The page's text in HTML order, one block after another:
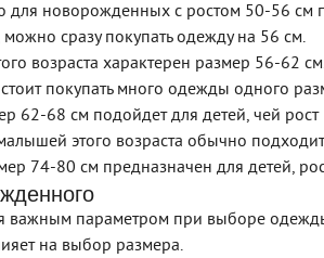
для новорожденных с ростом 50-56 см
сразу покупать одежду на 56 см.
возраста характерен размер 56-62
стоит покупать много одежды одного
62-68 см подойдет для детей, чей рост
этого возраста обычно
74-80 см предназначен для детей,
важным параметром при выборе
на выбор размера.